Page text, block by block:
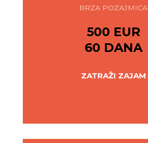
BRZA POZAJMICA
500 EUR
60 DANA
ZATRAŽI ZAJAM